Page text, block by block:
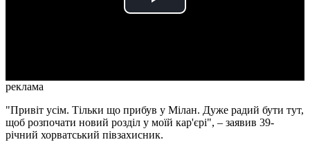
Play
реклама
"Привіт усім. Тільки що прибув у Мілан. Дуже радий бути тут,
щоб розпочати новий розділ у моїй кар'єрі", – заявив 39-
річний хорватський півзахисник.